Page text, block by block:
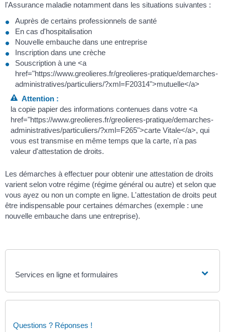
l'Assurance maladie notamment dans les situations suivantes :
Auprès de certains professionnels de santé
En cas d'hospitalisation
Nouvelle embauche dans une entreprise
Inscription dans une crèche
Souscription à une <a
href="https://www.greolieres.fr/greolieres-pratique/demarches-
administratives/particuliers/?xml=F20314">mutuelle</a>
Attention :
la copie papier des informations contenues dans votre <a
href="https://www.greolieres.fr/greolieres-pratique/demarches-
administratives/particuliers/?xml=F265">carte Vitale</a>, qui
vous est transmise en même temps que la carte, n'a pas
valeur d'attestation de droits.
Les démarches à effectuer pour obtenir une attestation de droits
varient selon votre régime (régime général ou autre) et selon que
vous ayez ou non un compte en ligne. L'attestation de droits peut
être indispensable pour certaines démarches (exemple : une
nouvelle embauche dans une entreprise).
Services en ligne et formulaires
Questions ? Réponses !